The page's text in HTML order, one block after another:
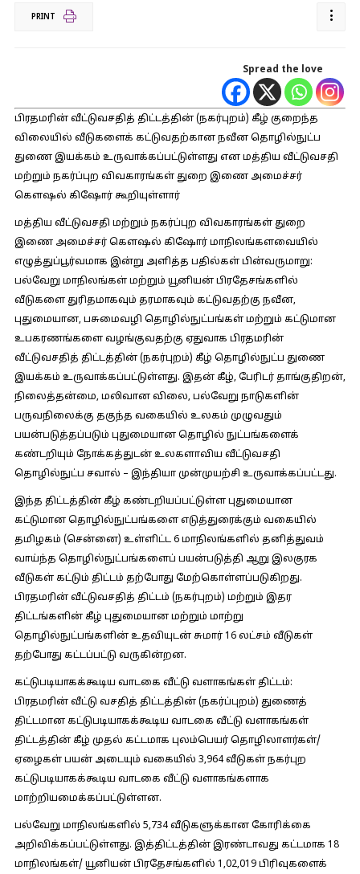
PRINT
Spread the love
பிரதமரின் வீட்டுவசதித் திட்டத்தின் (நகர்புறம்) கீழ் குறைந்த
விலையில் வீடுகளைக் கட்டுவதற்கான நவீன தொழில்நுட்ப
துணை இயக்கம் உருவாக்கப்பட்டுள்ளது என மத்திய வீட்டுவசதி
மற்றும் நகர்ப்புற விவகாரங்கள் துறை இணை அமைச்சர்
கௌஷல் கிஷோர் கூறியுள்ளார்
மத்திய வீட்டுவசதி மற்றும் நகர்ப்புற விவகாரங்கள் துறை
இணை அமைச்சர் கௌஷல் கிஷோர் மாநிலங்களவையில்
எழுத்துப்பூர்வமாக இன்று அளித்த பதில்கள் பின்வருமாறு:
பல்வேறு மாநிலங்கள் மற்றும் யூனியன் பிரதேசங்களில்
வீடுகளை துரிதமாகவும் தரமாகவும் கட்டுவதற்கு நவீன,
புதுமையான, பசுமைவழி தொழில்நுட்பங்கள் மற்றும் கட்டுமான
உபகரணங்களை வழங்குவதற்கு ஏதுவாக பிரதமரின்
வீட்டுவசதித் திட்டத்தின் (நகர்புறம்) கீழ் தொழில்நுட்ப துணை
இயக்கம் உருவாக்கப்பட்டுள்ளது. இதன் கீழ், பேரிடர் தாங்குதிறன்,
நிலைத்தன்மை, மலிவான விலை, பல்வேறு நாடுகளின்
பருவநிலைக்கு தகுந்த வகையில் உலகம் முழுவதும்
பயன்படுத்தப்படும் புதுமையான தொழில் நுட்பங்களைக்
கண்டறியும் நோக்கத்துடன் உலகளாவிய வீட்டுவசதி
தொழில்நுட்ப சவால் – இந்தியா முன்முயற்சி உருவாக்கப்பட்டது.
இந்த திட்டத்தின் கீழ் கண்டறியப்பட்டுள்ள புதுமையான
கட்டுமான தொழில்நுட்பங்களை எடுத்துரைக்கும் வகையில்
தமிழகம் (சென்னை) உள்ளிட்ட 6 மாநிலங்களில் தனித்துவம்
வாய்ந்த தொழில்நுட்பங்களைப் பயன்படுத்தி ஆறு இலகுரக
வீடுகள் கட்டும் திட்டம் தற்போது மேற்கொள்ளப்படுகிறது.
பிரதமரின் வீட்டுவசதித் திட்டம் (நகர்புறம்) மற்றும் இதர
திட்டங்களின் கீழ் புதுமையான மற்றும் மாற்று
தொழில்நுட்பங்களின் உதவியுடன் சுமார் 16 லட்சம் வீடுகள்
தற்போது கட்டப்பட்டு வருகின்றன.
கட்டுபடியாகக்கூடிய வாடகை வீட்டு வளாகங்கள் திட்டம்:
பிரதமரின் வீட்டு வசதித் திட்டத்தின் (நகர்ப்புறம்) துணைத்
திட்டமான கட்டுபடியாகக்கூடிய வாடகை வீட்டு வளாகங்கள்
திட்டத்தின் கீழ் முதல் கட்டமாக புலம்பெயர் தொழிலாளர்கள்/
ஏழைகள் பயன் அடையும் வகையில் 3,964 வீடுகள் நகர்புற
கட்டுபடியாகக்கூடிய வாடகை வீட்டு வளாகங்களாக
மாற்றியமைக்கப்பட்டுள்ளன.
பல்வேறு மாநிலங்களில் 5,734 வீடுகளுக்கான கோரிக்கை
அறிவிக்கப்பட்டுள்ளது. இத்திட்டத்தின் இரண்டாவது கட்டமாக 18
மாநிலங்கள்/ யூனியன் பிரதேசங்களில் 1,02,019 பிரிவுகளைக்